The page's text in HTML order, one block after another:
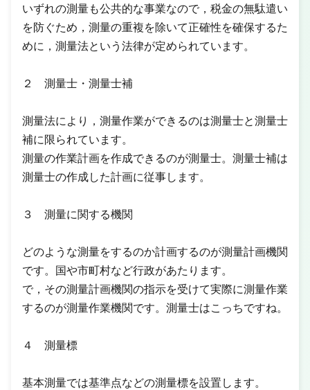
いずれの測量も公共的な事業なので，税金の無駄遣い
を防ぐため，測量の重複を除いて正確性を確保するた
めに，測量法という法律が定められています。
２ 測量士・測量士補
測量法により，測量作業ができるのは測量士と測量士
補に限られています。
測量の作業計画を作成できるのが測量士。測量士補は
測量士の作成した計画に従事します。
３ 測量に関する機関
どのような測量をするのか計画するのが測量計画機関
です。国や市町村など行政があたります。
で，その測量計画機関の指示を受けて実際に測量作業
するのが測量作業機関です。測量士はこっちですね。
４ 測量標
基本測量では基準点などの測量標を設置します。